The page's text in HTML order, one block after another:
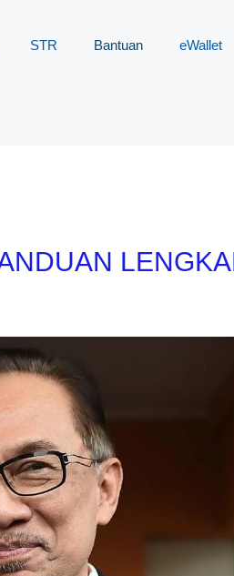
STR Bantuan eWallet